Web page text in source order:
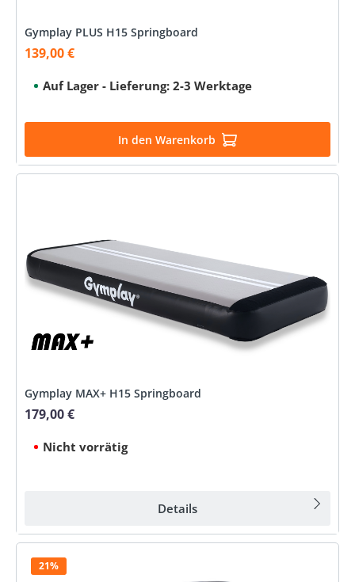
Gymplay PLUS H15 Springboard
Verkaufspreis:
139,00 €
Auf Lager - Lieferung: 2-3 Werktage
In den Warenkorb
Gymplay MAX+ H15 Springboard
Regulärer Preis:
179,00 €
Nicht vorrätig
Details
21%